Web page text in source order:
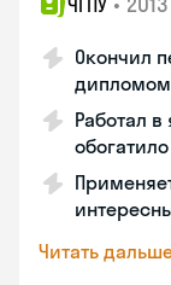
ЧГПУ
Окончил
дипломом
Работал
Читать